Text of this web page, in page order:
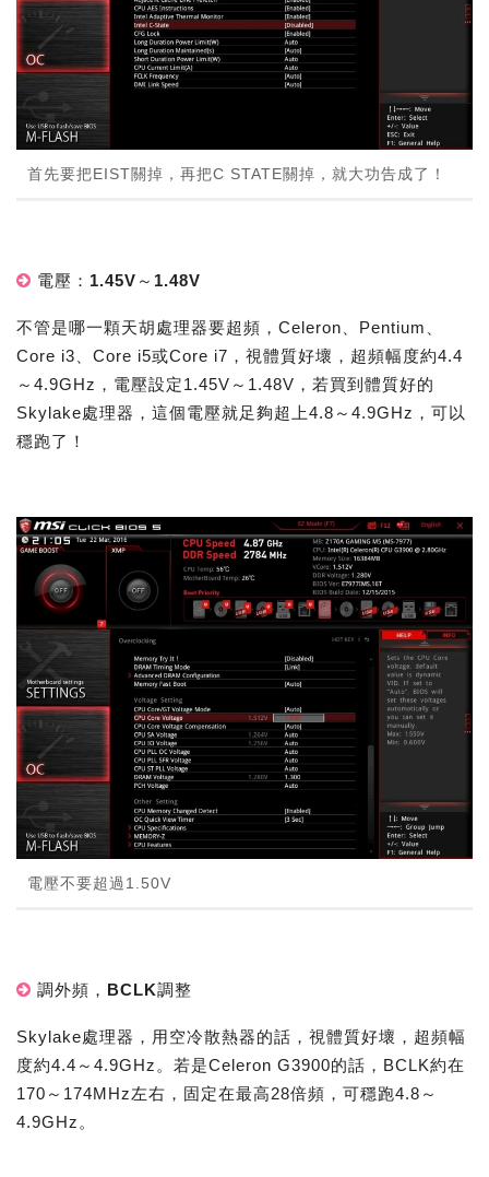
首先要把EIST關掉，再把C STATE關掉，就大功告成了！
電壓：1.45V～1.48V
不管是哪一顆天胡處理器要超頻，Celeron、Pentium、
Core i3、Core i5或Core i7，視體質好壞，超頻幅度約4.4
～4.9GHz，電壓設定1.45V～1.48V，若買到體質好的
Skylake處理器，這個電壓就足夠超上4.8～4.9GHz，可以
穩跑了！
電壓不要超過1.50V
調外頻，BCLK調整
Skylake處理器，用空冷散熱器的話，視體質好壞，超頻幅
度約4.4～4.9GHz。若是Celeron G3900的話，BCLK約在
170～174MHz左右，固定在最高28倍頻，可穩跑4.8～
4.9GHz。